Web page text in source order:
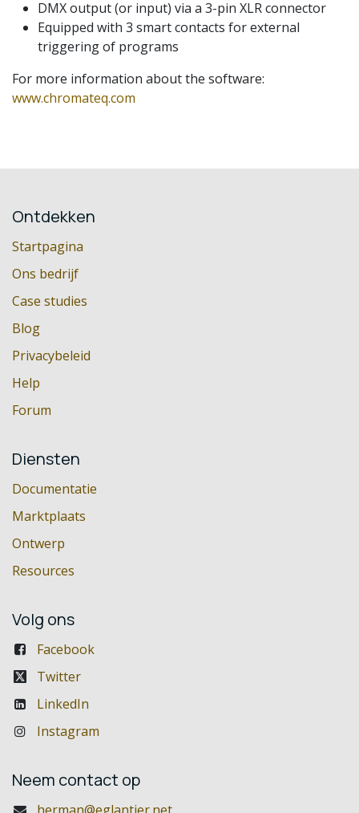
DMX output (or input) via a 3-pin XLR connector
Equipped with 3 smart contacts for external
triggering of programs
For more information about the software:
www.chromateq.com
Ontdekken
Startpagina
Ons bedrijf
Case studies
Blog
Privacybeleid
Help
Forum
Diensten
Documentatie
Marktplaats
Ontwerp
Resources
Volg ons
Facebook
Twitter
LinkedIn
Instagram
Neem contact op